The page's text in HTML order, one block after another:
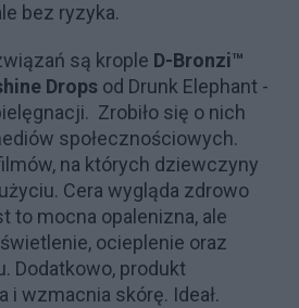
bez ryzyka.
są krople D-Bronzi™
Drops od Drunk Elephant -
Zrobiło się o nich
społecznościowych.
na których dziewczyny
Cera wygląda zdrowo
to mocna opalenizna, ale
ocieplenie oraz
Dodatkowo, produkt
i wzmacnia skórę. Ideał.